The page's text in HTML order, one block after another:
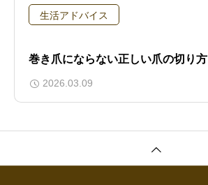
生活アドバイス
巻き爪にならない正しい爪の切り方
2026.03.09